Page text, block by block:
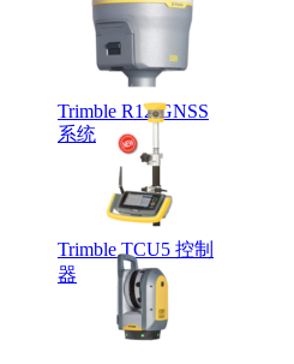
Trimble R12 GNSS
系统
Trimble TCU5 控制
器